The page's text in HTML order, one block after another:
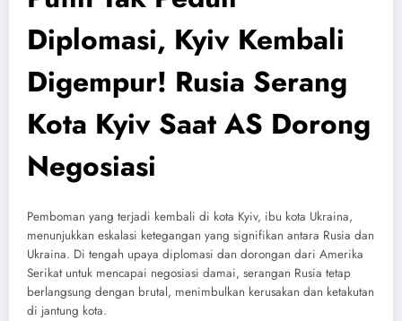
Diplomasi, Kyiv Kembali
Digempur! Rusia Serang
Kota Kyiv Saat AS Dorong
Negosiasi
Pemboman yang terjadi kembali di kota Kyiv, ibu kota Ukraina,
menunjukkan eskalasi ketegangan yang signifikan antara Rusia dan
Ukraina. Di tengah upaya diplomasi dan dorongan dari Amerika
Serikat untuk mencapai negosiasi damai, serangan Rusia tetap
berlangsung dengan brutal, menimbulkan kerusakan dan ketakutan
di jantung kota.